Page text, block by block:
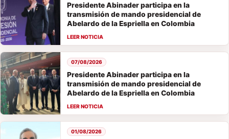
Presidente Abinader participa en la
transmisión de mando presidencial de
Abelardo de la Espriella en Colombia
Presidente Abinader participa en la
transmisión de mando presidencial de
Abelardo de la Espriella en Colombia
07/08/2026
01/08/2026